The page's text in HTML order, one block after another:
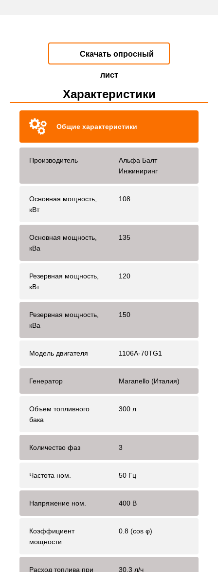
Скачать опросный
лист
Характеристики
Общие характеристики
Производитель
Альфа Балт
Инжиниринг
Основная мощность,
кВт
108
Основная мощность,
кВа
135
Резервная мощность,
кВт
120
Резервная мощность,
кВа
150
Модель двигателя 1106A-70TG1
Генератор Maranello (Италия)
Объем топливного
бака
300 л
Количество фаз 3
Частота ном. 50 Гц
Напряжение ном. 400 В
Коэффициент
мощности
0.8 (cos φ)
Расход топлива при 30.3 л/ч